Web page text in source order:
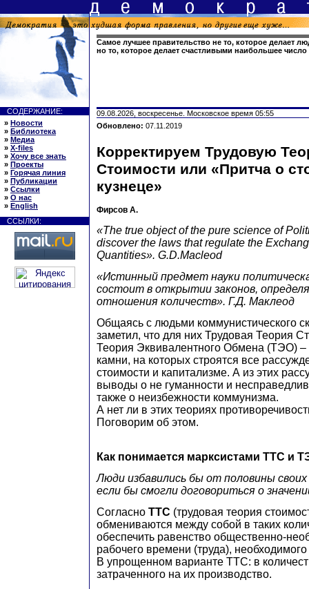
Самое лучшее правительство не то, которое делает
но то, которое делает счастливыми наибольшее
СОДЕРЖАНИЕ:
» Новости
» Библиотека
» Медиа
» X-files
» Хочу все знать
» Проекты
» Горячая линия
» Публикации
» Ссылки
» О нас
» English
ССЫЛКИ:
09.08.2026, воскресенье. Московское время 05:55
Обновлено: 07.11.2019
Корректируем Трудовую
Стоимости или «Притча о
кузнеце»
Фирсов А.
«The true object of the pure science of
discover the laws that regulate the
Quantities». G.D.Macleod
«Истинный предмет науки
состоит в открытии законов,
отношения количеств». Г.Д. Маклеод
Общаясь с людьми коммунистического
заметил, что для них Трудовая Теория
Теория Эквивалентного Обмена (ТЭО) –
камни, на которых строятся все
стоимости и капитализме. А из этих
выводы о не гуманности и
также о неизбежности коммунизма.
А нет ли в этих теориях
Поговорим об этом.
Как понимается марксистами ТТС и
Люди избавились бы от половины
если бы смогли договориться о
Согласно ТТС (трудовая теория
обмениваются между собой в таких
обеспечить равенство общественно-
рабочего времени (труда),
В упрощенном варианте ТТС: в
затраченного на их производство.